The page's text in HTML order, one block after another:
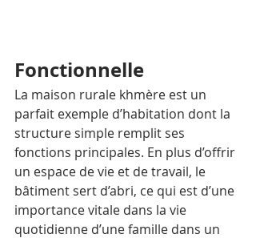
Fonctionnelle
La maison rurale khmère est un
parfait exemple d’habitation dont la
structure simple remplit ses
fonctions principales. En plus d’offrir
un espace de vie et de travail, le
bâtiment sert d’abri, ce qui est d’une
importance vitale dans la vie
quotidienne d’une famille dans un